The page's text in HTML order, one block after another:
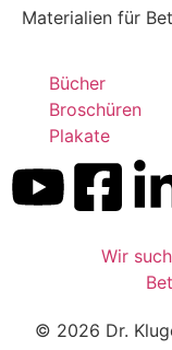
Materialien für
Bücher
Broschüren
Plakate
Wir
© 2026 Dr.